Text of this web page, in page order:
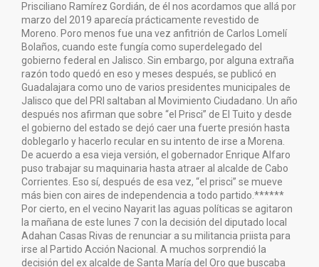
Prisciliano Ramírez Gordián, de él nos acordamos que allá por
marzo del 2019 aparecía prácticamente revestido de
Moreno. Poro menos fue una vez anfitrión de Carlos Lomelí
Bolaños, cuando este fungía como superdelegado del
gobierno federal en Jalisco. Sin embargo, por alguna extraña
razón todo quedó en eso y meses después, se publicó en
Guadalajara como uno de varios presidentes municipales de
Jalisco que del PRI saltaban al Movimiento Ciudadano. Un año
después nos afirman que sobre “el Prisci” de El Tuito y desde
el gobierno del estado se dejó caer una fuerte presión hasta
doblegarlo y hacerlo recular en su intento de irse a Morena.
De acuerdo a esa vieja versión, el gobernador Enrique Alfaro
puso trabajar su maquinaria hasta atraer al alcalde de Cabo
Corrientes. Eso sí, después de esa vez, “el prisci” se mueve
más bien con aires de independencia a todo partido.******
Por cierto, en el vecino Nayarit las aguas políticas se agitaron
la mañana de este lunes 7 con la decisión del diputado local
Adahan Casas Rivas de renunciar a su militancia priista para
irse al Partido Acción Nacional. A muchos sorprendió la
decisión del ex alcalde de Santa María del Oro que buscaba